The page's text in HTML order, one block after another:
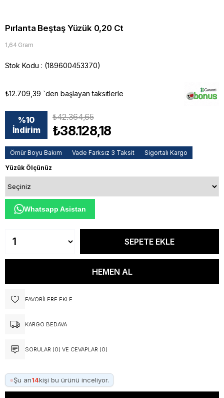
Pırlanta Beştaş Yüzük 0,20 Ct
1,64 Gram
Stok Kodu (189600453370)
₺12.709,39 `den başlayan taksitlerle
%10
İndirim
₺42.364,65
₺38.128,18
Ömür Boyu Bakım Vade Farksız 3 Taksit
Sigortalı Kargo
Yüzük Ölçünüz
Whatsapp Asistan
FAVORILERE EKLE
KARGO BEDAVA
SORULAR (0) VE CEVAPLAR (0)
●Şu an14kişi bu ürünü inceliyor.